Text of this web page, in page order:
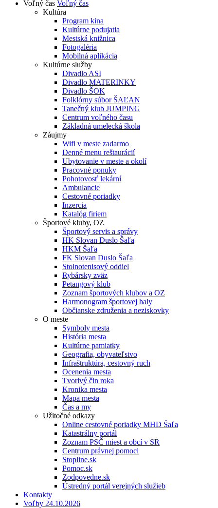
Voľný čas Voľný čas
Kultúra
Program kina
Kultúrne podujatia
Mestská knižnica
Fotogaléria
Mobilná aplikácia
Kultúrne služby
Divadlo ASI
Divadlo MATERINKY
Divadlo ŠOK
Folklórny súbor ŠAĽAN
Tanečný klub JUMPING
Centrum voľného času
Základná umelecká škola
Záujmy
Wifi v meste zadarmo
Denné menu reštaurácií
Ubytovanie v meste a okolí
Pracovné ponuky
Pohotovosť lekární
Ambulancie
Cestovné poriadky
Inzercia
Katalóg firiem
Športové kluby, OZ
Športový servis a správy
HK Slovan Duslo Šaľa
HKM Šaľa
FK Slovan Duslo Šaľa
Stolnotenisový oddiel
Rybársky zväz
Petangový klub
Zoznam športových klubov a OZ
Harmonogram športovej haly
Občianske združenia a neziskovky
O meste
Symboly mesta
História mesta
Kultúrne pamiatky
Geografia, obyvateľstvo
Infraštruktúra, cestovný ruch
Ocenenia mesta
Tvorivý čin roka
Kronika mesta
Mapa mesta
Čas a my
Užitočné odkazy
Online cestovné poriadky MHD Šaľa
Katastrálny portál
Zoznam PSČ miest a obcí v SR
Centrum právnej pomoci
Stopline.sk
Pomoc.sk
Zodpovedne.sk
Ústredný portál verejných služieb
Kontakty
Voľby 24.10.2026